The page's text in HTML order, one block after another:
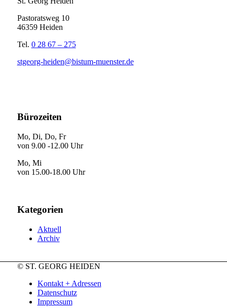
Pastoratsweg 10
46359 Heiden
Tel. 0 28 67 – 275
stgeorg-heiden@bistum-muenster.de
Bürozeiten
Mo, Di, Do, Fr
von 9.00 -12.00 Uhr
Mo, Mi
von 15.00-18.00 Uhr
Kategorien
Aktuell
Archiv
© ST. GEORG HEIDEN
Kontakt + Adressen
Datenschutz
Impressum